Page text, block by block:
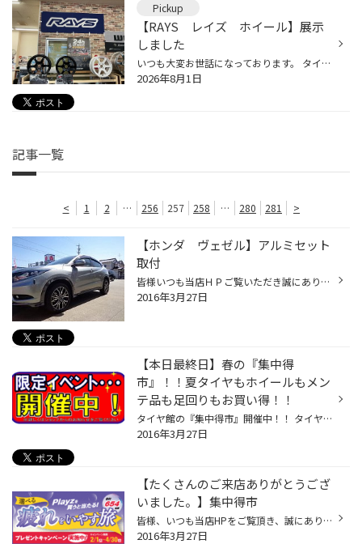
Pickup
【RAYS レイズ ホイール】展示
しました
いつも大変お世話になっております。 タイヤ館一宮バイパスです。 【RAYS レイズ】ホイールの展示品が入荷しました (*^^)v カラーやデザインが当店で実物でご案内できます！ RAYS（レイズ）のホイールは軽さ・強度・デザイン性に優れています！ やはり、かっこいいですね(*^^)v みなさまも一度、体...
2026年8月1日
記事一覧
< 1 2 … 256 257 258 … 280 281 >
【ホンダ ヴェゼル】アルミセット
取付
皆様いつも当店ＨＰご覧いただき誠にありがとうございます。 タイヤ館一宮バイパス店です。 本日ご紹介の作業は、ホンダ ヴェゼルのタイヤ＆ホイールのセット取付けです！ 【ご選定の商品】 アルミホイール ： 17ｘ70 5/114 +53 /ウェッズ レオニスＬＶ タイヤ ： レグノ ＧＲ-Ｘ...
2016年3月27日
【本日最終日】春の『集中得
市』！！夏タイヤもホイールもメン
テ品も足回りもお買い得！！
タイヤ館の『集中得市』開催中！！ タイヤ館の年数回のメインイベントです！！ セール期間は本日（２７日）が最終日となりました。 今回はもちろん『新商品タイヤ』のレグノＧＲレジェーラとプレイズＰＸシリーズです！！ スタッドレスからノーマルで戻そうかなとお考えの方・車検で交換しなければ...
2016年3月27日
【たくさんのご来店ありがとうござ
いました。】集中得市
皆様、いつも当店HPをご覧頂き、誠にありがとうございます!! タイヤ館一宮バイパス店です。 集中得市終了いたしました。 期間中、たくさんのご来店ありがとうございました!! 来店集中時は、お待たせしてしまい誠に申し訳ありません。 ４月も、セール開催が決定？！ この時期毎週セールな感じですが...
2016年3月27日